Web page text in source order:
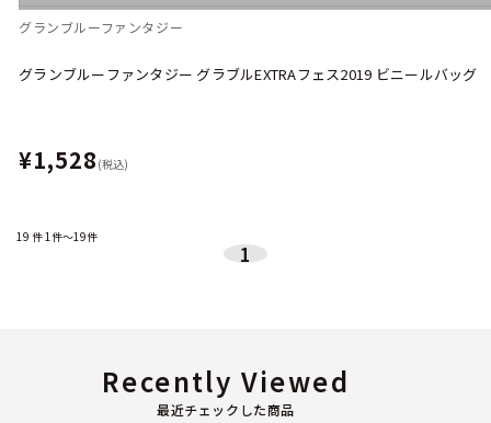
グランブルーファンタジー
グランブルーファンタジー グラブルEXTRAフェス2019 ビニールバッグ
¥1,528 (税込)
19 件1件～19件
1
最近チェックした商品
Recently Viewed